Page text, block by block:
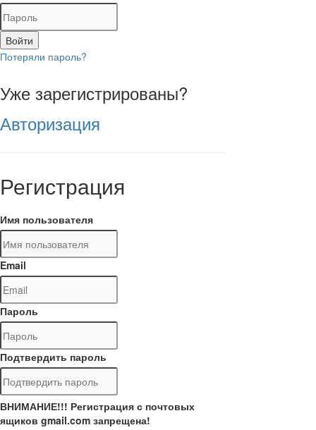
Войти
Потеряли пароль?
Уже зарегистрированы?
Авторизация
Регистрация
Имя пользователя
Email
Пароль
Подтвердить пароль
ВНИМАНИЕ!!! Регистрация с почтовых
ящиков gmail.com запрещена!